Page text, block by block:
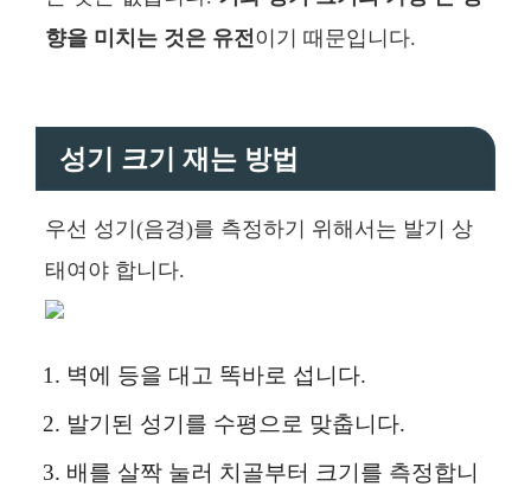
향을 미치는 것은 유전이기 때문입니다.
성기 크기 재는 방법
우선 성기(음경)를 측정하기 위해서는 발기 상
태여야 합니다.
벽에 등을 대고 똑바로 섭니다.
발기된 성기를 수평으로 맞춥니다.
배를 살짝 눌러 치골부터 크기를 측정합니